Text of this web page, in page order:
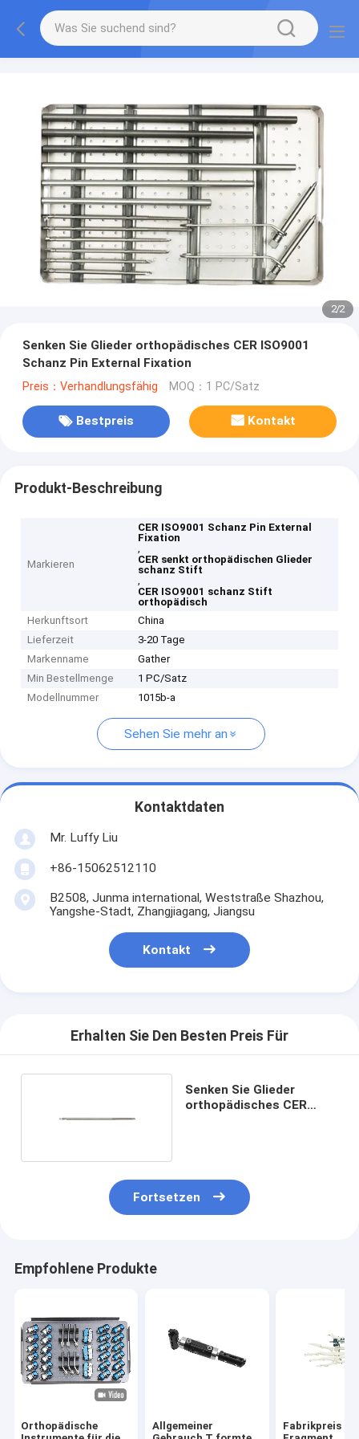
2/2
Senken Sie Glieder orthopädisches CER ISO9001
Schanz Pin External Fixation
Preis：Verhandlungsfähig MOQ：1 PC/Satz
Bestpreis Kontakt
Produkt-Beschreibung
Markieren
CER ISO9001 Schanz Pin External
Fixation
,
CER senkt orthopädischen Glieder
schanz Stift
,
CER ISO9001 schanz Stift
orthopädisch
Herkunftsort
China
Lieferzeit
3-20 Tage
Markenname
Gather
Min Bestellmenge
1 PC/Satz
Modellnummer
1015b-a
Sehen Sie mehr an
Kontaktdaten
Mr. Luffy Liu
+86-15062512110
B2508, Junma international, Weststraße Shazhou,
Yangshe-Stadt, Zhangjiagang, Jiangsu
Kontakt
Erhalten Sie Den Besten Preis Für
Senken Sie Glieder
orthopädisches CER
Fortsetzen
Empfohlene Produkte
Orthopädische
Allgemeiner
Fabrikpreis